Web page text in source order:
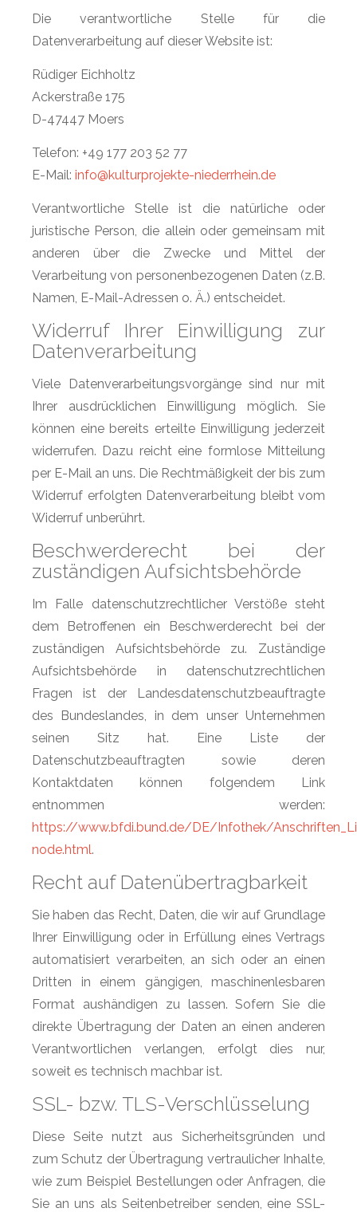
Die verantwortliche Stelle für die
Datenverarbeitung auf dieser Website ist:
Rüdiger Eichholtz
Ackerstraße 175
D-47447 Moers
Telefon: +49 177 203 52 77
E-Mail: info@kulturprojekte-niederrhein.de
Verantwortliche Stelle ist die natürliche oder
juristische Person, die allein oder gemeinsam mit
anderen über die Zwecke und Mittel der
Verarbeitung von personenbezogenen Daten (z.B.
Namen, E-Mail-Adressen o. Ä.) entscheidet.
Widerruf Ihrer Einwilligung zur
Datenverarbeitung
Viele Datenverarbeitungsvorgänge sind nur mit
Ihrer ausdrücklichen Einwilligung möglich. Sie
können eine bereits erteilte Einwilligung jederzeit
widerrufen. Dazu reicht eine formlose Mitteilung
per E-Mail an uns. Die Rechtmäßigkeit der bis zum
Widerruf erfolgten Datenverarbeitung bleibt vom
Widerruf unberührt.
Beschwerderecht bei der
zuständigen Aufsichtsbehörde
Im Falle datenschutzrechtlicher Verstöße steht
dem Betroffenen ein Beschwerderecht bei der
zuständigen Aufsichtsbehörde zu. Zuständige
Aufsichtsbehörde in datenschutzrechtlichen
Fragen ist der Landesdatenschutzbeauftragte
des Bundeslandes, in dem unser Unternehmen
seinen Sitz hat. Eine Liste der
Datenschutzbeauftragten sowie deren
Kontaktdaten können folgendem Link
entnommen werden:
https://www.bfdi.bund.de/DE/Infothek/
node.html.
Recht auf Datenübertragbarkeit
Sie haben das Recht, Daten, die wir auf Grundlage
Ihrer Einwilligung oder in Erfüllung eines Vertrags
automatisiert verarbeiten, an sich oder an einen
Dritten in einem gängigen, maschinenlesbaren
Format aushändigen zu lassen. Sofern Sie die
direkte Übertragung der Daten an einen anderen
Verantwortlichen verlangen, erfolgt dies nur,
soweit es technisch machbar ist.
SSL- bzw. TLS-Verschlüsselung
Diese Seite nutzt aus Sicherheitsgründen und
zum Schutz der Übertragung vertraulicher Inhalte,
wie zum Beispiel Bestellungen oder Anfragen, die
Sie an uns als Seitenbetreiber senden, eine SSL-